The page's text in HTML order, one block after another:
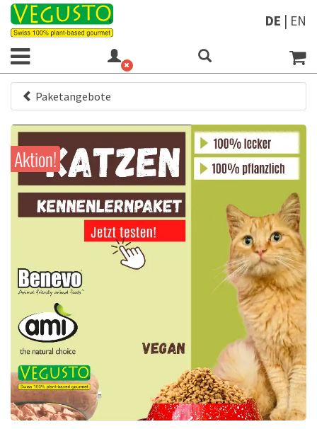
DE | EN
Paketangebote
Aktion!